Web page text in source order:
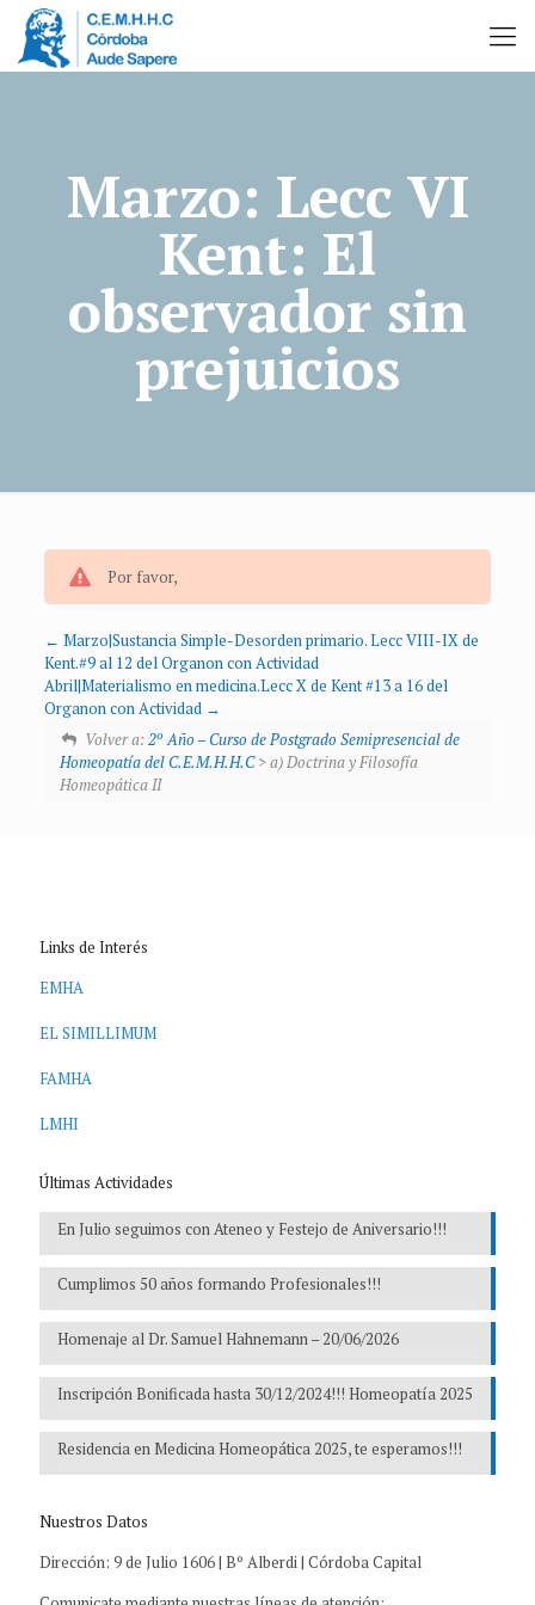
Marzo: Lecc VI
Kent: El
observador sin
prejuicios
Por favor,
Marzo|Sustancia Simple-Desorden primario. Lecc VIII-IX de
Kent.#9 al 12 del Organon con Actividad
Abril|Materialismo en medicina.Lecc X de Kent #13 a 16 del
Organon con Actividad
Volver a: 2º Año – Curso de Postgrado Semipresencial de
Homeopatía del C.E.M.H.H.C> a) Doctrina y Filosofía
Homeopática II
Links de Interés
EMHA
EL SIMILLIMUM
FAMHA
LMHI
Últimas Actividades
En Julio seguimos con Ateneo y Festejo de Aniversario!!!
Cumplimos 50 años formando Profesionales!!!
Homenaje al Dr. Samuel Hahnemann – 20/06/2026
Inscripción Bonificada hasta 30/12/2024!!! Homeopatía 2025
Residencia en Medicina Homeopática 2025, te esperamos!!!
Nuestros Datos
Dirección: 9 de Julio 1606 | Bº Alberdi | Córdoba Capital